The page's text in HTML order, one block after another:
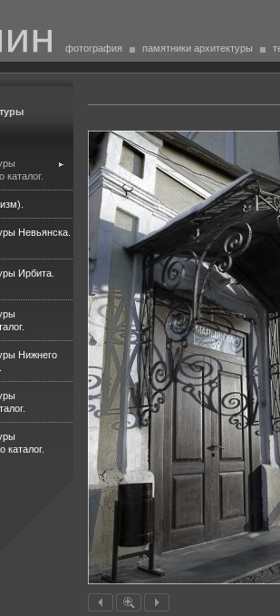
фотография памятники архитектуры
каталог.
Невьянска.
Ирбита.
Нижнего
каталог.